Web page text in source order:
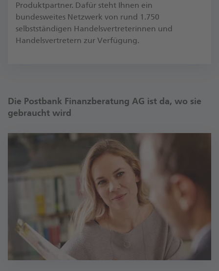
Produktpartner. Dafür steht Ihnen ein
bundesweites Netzwerk von rund 1.750
selbstständigen Handelsvertreterinnen und
Handelsvertretern zur Verfügung.
Die Postbank Finanzberatung AG ist da, wo sie
gebraucht wird